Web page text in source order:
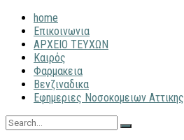
home
Επικοινωνια
ΑΡΧΕΙΟ ΤΕΥΧΩΝ
Καιρός
Φαρμακεια
Βενζιναδικα
Εφημεριες Νοσοκομειων Αττικης